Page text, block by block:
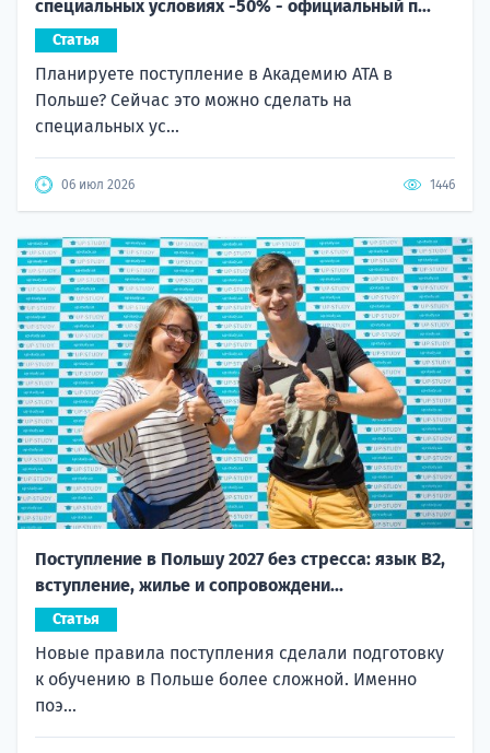
специальных условиях -50% - официальный п...
Статья
Планируете поступление в Академию ATA в
Польше? Сейчас это можно сделать на
специальных ус...
06 июл 2026 1446
Поступление в Польшу 2027 без стресса: язык B2,
вступление, жилье и сопровождени...
Статья
Новые правила поступления сделали подготовку
к обучению в Польше более сложной. Именно
поэ...